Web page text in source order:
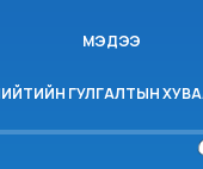
МЭДЭЭ
ГУЛГАЛТЫН